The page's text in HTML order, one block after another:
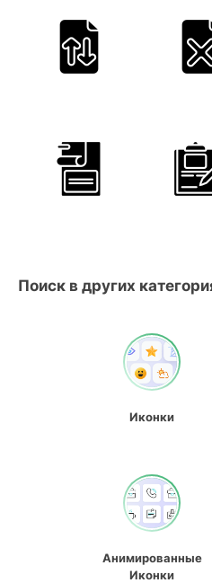
Поиск в других
Иконки
Анимированные
Иконки